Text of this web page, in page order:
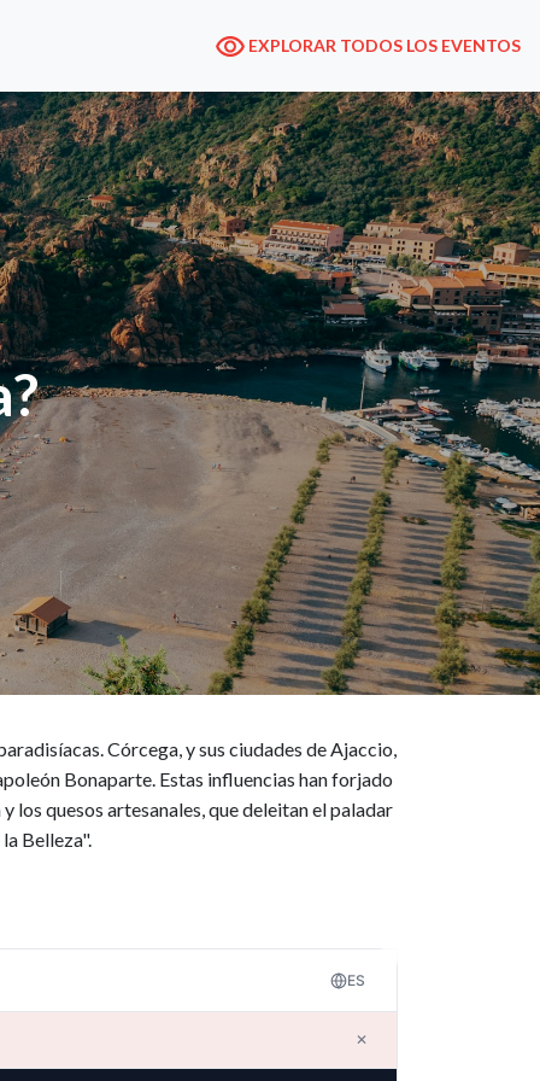
EXPLORAR TODOS LOS EVENTOS
Córcega, y sus ciudades de Ajaccio,
Bonaparte. Estas influencias han forjado
los quesos artesanales, que deleitan el paladar
Belleza".
ES
✕